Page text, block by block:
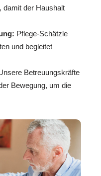
damit der Haushalt
Pflege-Schätzle
und begleitet
Betreuungskräfte
Bewegung, um die